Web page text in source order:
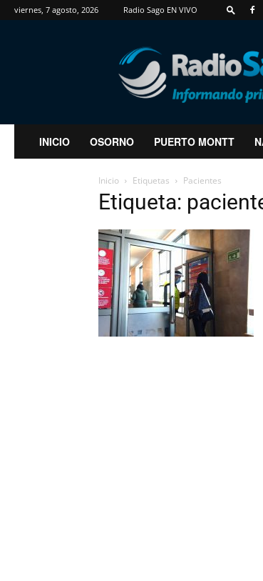
viernes, 7 agosto, 2026 Radio Sago EN VIVO
RadioSago
INICIO OSORNO PUERTO MONTT
Inicio Etiquetas Pacientes
Etiqueta: